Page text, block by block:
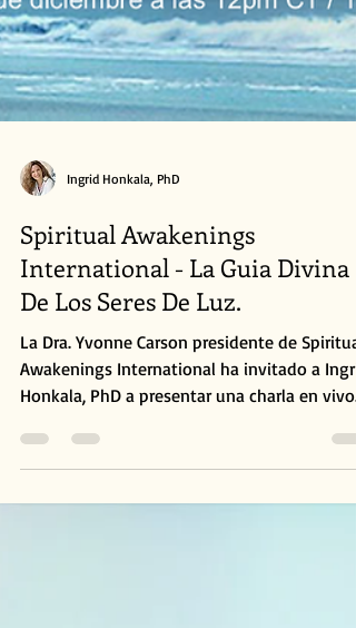
Ingrid Honkala, PhD
Spiritual Awakenings
International - La Guia Divina
De Los Seres De Luz.
Awakenings International ha invitado a
Honkala, PhD a presentar una charla en vivo...